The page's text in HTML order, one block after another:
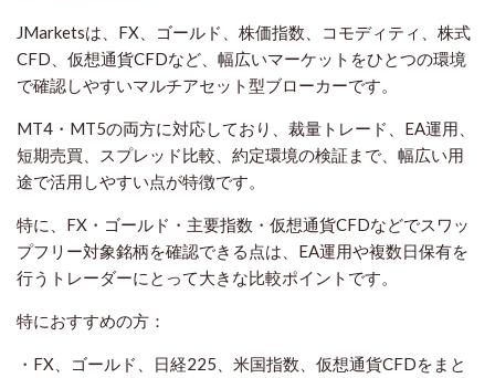
JMarketsは、FX、ゴールド、株価指数、コモディティ、株式
CFD、仮想通貨CFDなど、幅広いマーケットをひとつの環境
で確認しやすいマルチアセット型ブローカーです。
MT4・MT5の両方に対応しており、裁量トレード、EA運用、
短期売買、スプレッド比較、約定環境の検証まで、幅広い用
途で活用しやすい点が特徴です。
特に、FX・ゴールド・主要指数・仮想通貨CFDなどでスワッ
プフリー対象銘柄を確認できる点は、EA運用や複数日保有を
行うトレーダーにとって大きな比較ポイントです。
特におすすめの方：
・FX、ゴールド、日経225、米国指数、仮想通貨CFDをまと